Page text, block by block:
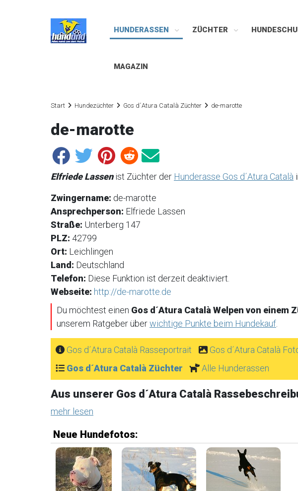
HUNDERASSEN ZÜCHTER
MAGAZIN
Start Hundezüchter Gos d´Atura Català Züchter de-marotte
de-marotte
Elfriede Lassenist Züchter der Hunderasse Gos d´Atura Català
Zwingername: de-marotte
Ansprechperson: Elfriede Lassen
Straße: Unterberg 147
PLZ: 42799
Ort: Leichlingen
Land: Deutschland
Telefon: Diese Funktion ist derzeit deaktiviert.
Webseite: http://de-marotte.de
Du möchtest einen Gos d´Atura Català Welpen von einem
unserem Ratgeber überwichtige Punkte beim Hundekauf
Gos d´Atura Català Rasseportrait
Gos d´Atura Català
Gos d´Atura Català Züchter
Alle Hunderassen
Aus unserer Gos d´Atura Català
mehr lesen
Neue Hundefotos: